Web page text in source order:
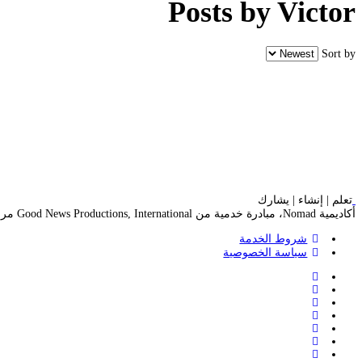
Posts by Victor
Sort by
تعلم | إنشاء | يشارك
أكاديمية Nomad، مبادرة خدمية من Good News Productions, International مرخصة بموجب CC BY-NC-ND 4.0
شروط الخدمة
سياسة الخصوصية